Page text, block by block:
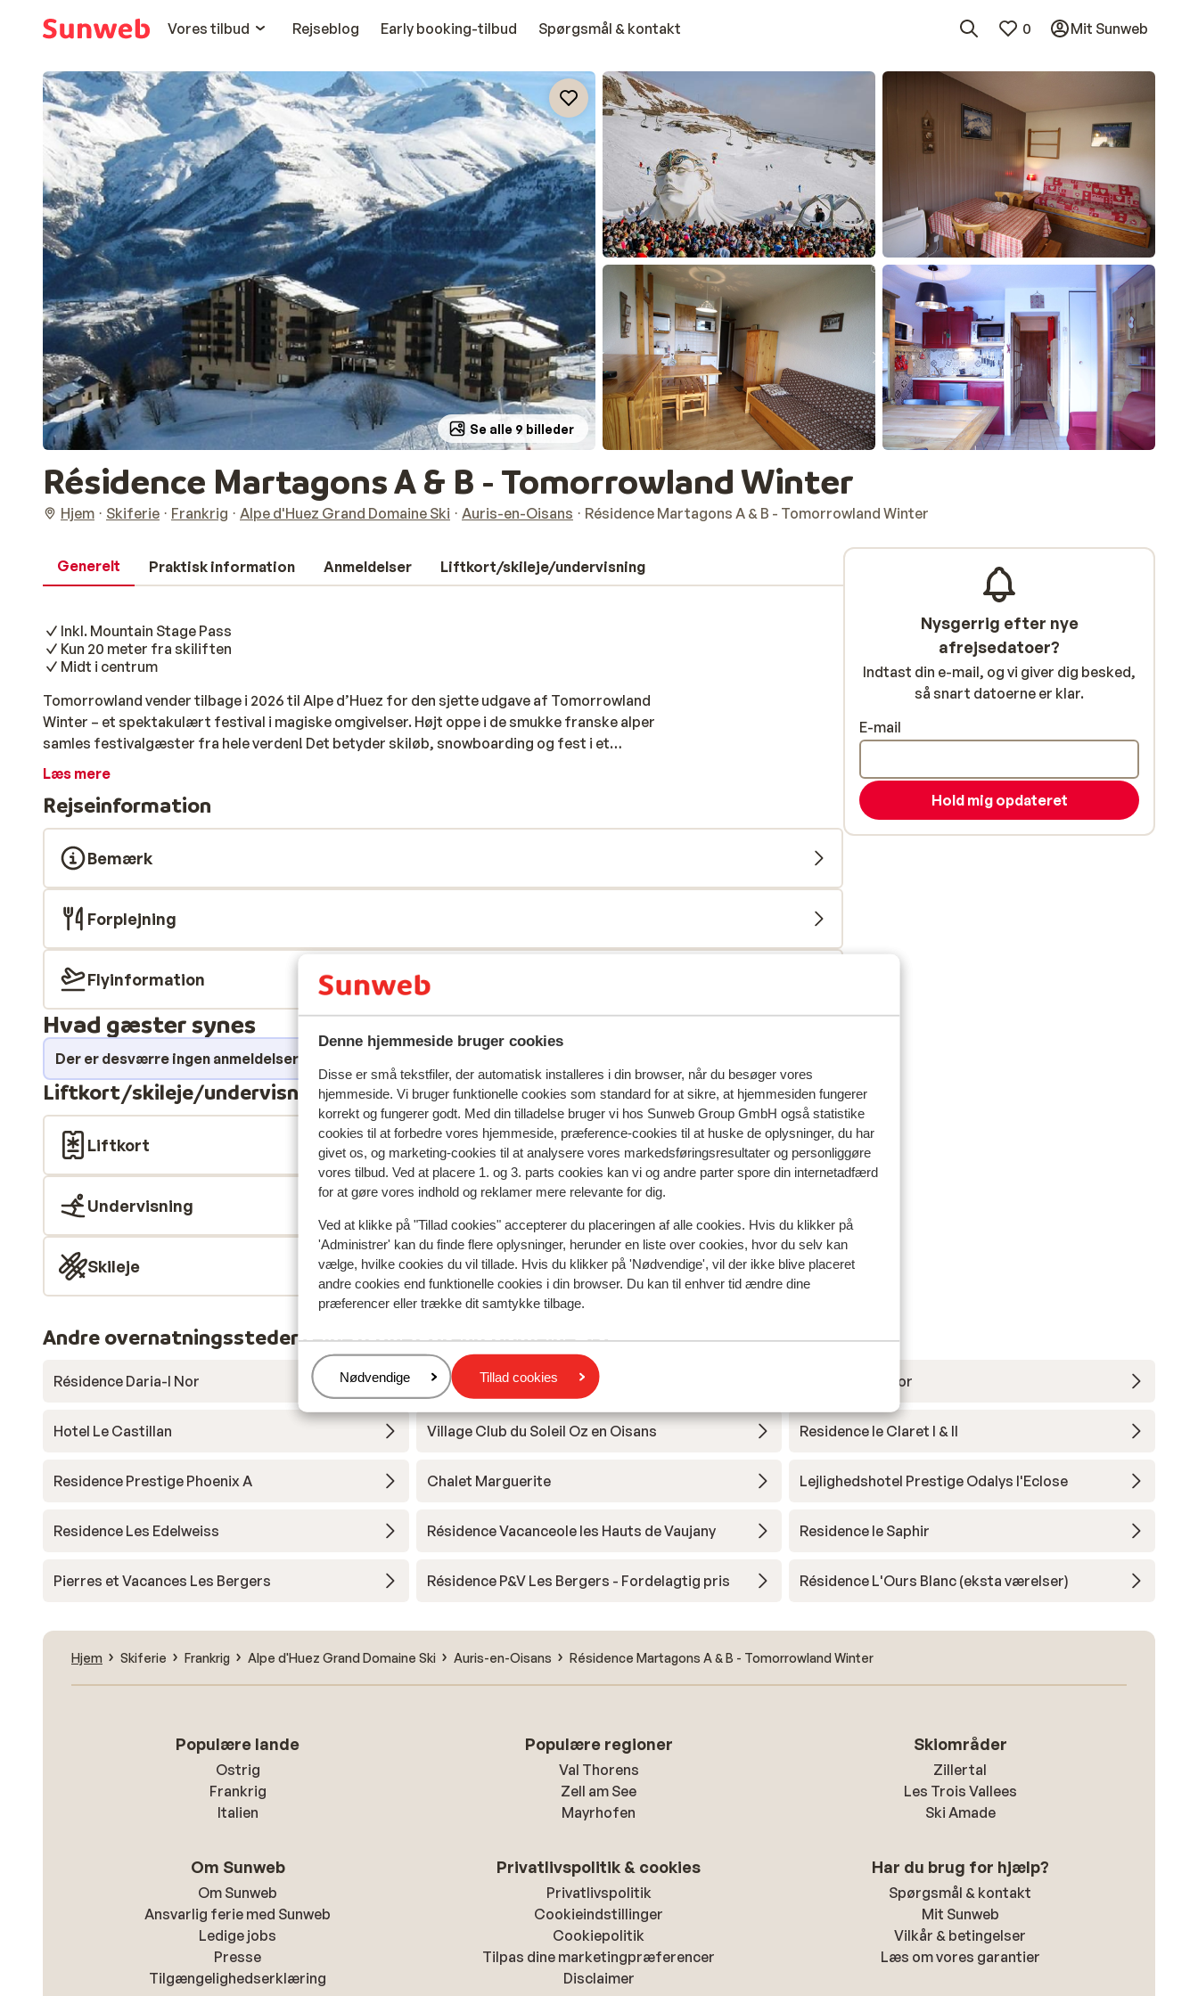
Denne hjemmeside bruger cookies
Disse er små tekstfiler, der automatisk installeres i din browser, når du besøger vores
hjemmeside. Vi bruger funktionelle cookies som standard for at sikre, at hjemmesiden fungerer
korrekt og fungerer godt. Med din tilladelse bruger vi hos Sunweb Group GmbH også statistike
cookies til at forbedre vores hjemmeside, præference-cookies til at huske de oplysninger, du har
givet os, og marketing-cookies til at analysere vores markedsføringsresultater og personliggøre
vores tilbud. Ved at placere 1. og 3. parts cookies kan vi og andre parter spore din internetadfærd
for at gøre vores indhold og reklamer mere relevante for dig.
Ved at klikke på "Tillad cookies" accepterer du placeringen af alle cookies. Hvis du klikker på
'Administrer' kan du finde flere oplysninger, herunder en liste over cookies, hvor du selv kan
vælge, hvilke cookies du vil tillade. Hvis du klikker på 'Nødvendige', vil der ikke blive placeret
andre cookies end funktionelle cookies i din browser. Du kan til enhver tid ændre dine
præferencer eller trække dit samtykke tilbage.
Administrer
Nødvendige Tillad cookies
Vores tilbud
Rejseblog Early booking-tilbud Spørgsmål & kontakt 0 Mit Sunweb
Se alle 9 billeder
Résidence Martagons A & B - Tomorrowland Winter
Hjem Skiferie Frankrig Alpe d'Huez Grand Domaine Ski Auris-en-Oisans Résidence Martagons A & B - Tomorrowland Winter
Generelt Praktisk information Anmeldelser Liftkort/skileje/undervisning
Inkl. Mountain Stage Pass
Kun 20 meter fra skiliften
Midt i centrum
Tomorrowland vender tilbage i 2026 til Alpe d’Huez for den sjette udgave af Tomorrowland
Winter – et spektakulært festival i magiske omgivelser. Højt oppe i de smukke franske alper
samles festivalgæster fra hele verden! Det betyder skiløb, snowboarding og fest i et
skiområde, der er forvandlet til ét stort festivalområde. Vælg mellem en oplevelse på 5 dage
indkvartering og liftkort. Résidence Martagons A & B Résidence Martagons A & B ligger kun 20
meter fra skiliften og midt i centrum af Auris-en-Oisans. Her er du tæt på både stemningen og
pisten – alt ligger lige uden for døren. Du kan vælge mellem studios, 2-værelses lejligheder (1
soveværelse) og 3-værelses lejligheder (2 soveværelser), som alle er enkelt, men hyggeligt
indrettet. Et ideelt udgangspunkt for din skiferie.
Læs mere
Rejseinformation
Bemærk
Forplejning
Flyinformation
Hvad gæster synes
Der er desværre ingen anmeldelser for dette overnatningssted i øjeblikket.
Liftkort/skileje/undervisning
Liftkort
Undervisning
Skileje
Nysgerrig efter nye
afrejsedatoer?
Indtast din e-mail, og vi giver dig besked,
så snart datoerne er klar.
E-mail
Hold mig opdateret
Andre overnatningssteder i Alpe d'Huez Grand Domaine Ski
Résidence Daria-I Nor Hotel Au Chamois d'Or Hotel Daria-I Nor
Hotel Le Castillan Village Club du Soleil Oz en Oisans Residence le Claret I & II
Residence Prestige Phoenix A Chalet Marguerite Lejlighedshotel Prestige Odalys l'Eclose
Residence Les Edelweiss Résidence Vacanceole les Hauts de Vaujany Residence le Saphir
Pierres et Vacances Les Bergers Résidence P&V Les Bergers - Fordelagtig pris Résidence L'Ours Blanc (eksta værelser)
Hjem Skiferie Frankrig Alpe d'Huez Grand Domaine Ski Auris-en-Oisans Résidence Martagons A & B - Tomorrowland Winter
Populære lande
Ostrig
Frankrig
Italien
Populære regioner
Val Thorens
Zell am See
Mayrhofen
Skiområder
Zillertal
Les Trois Vallees
Ski Amade
Om Sunweb
Om Sunweb
Ansvarlig ferie med Sunweb
Ledige jobs
Presse
Tilgængelighedserklæring
Privatlivspolitik & cookies
Privatlivspolitik
Cookieindstillinger
Cookiepolitik
Tilpas dine marketingpræferencer
Disclaimer
Har du brug for hjælp?
Spørgsmål & kontakt
Mit Sunweb
Vilkår & betingelser
Læs om vores garantier